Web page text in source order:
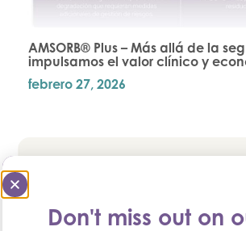
AMSORB® Plus – Más allá de la
impulsamos el valor clínico y
febrero 27, 2026
Don't miss out on